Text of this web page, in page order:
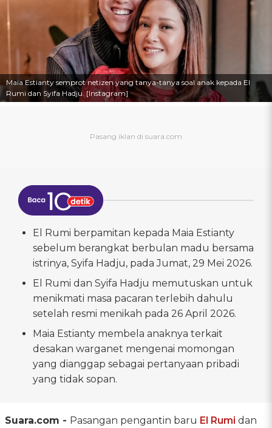
Maia Estianty semprot netizen yang tanya-tanya soal anak kepada El
Rumi dan Syifa Hadju. [Instagram]
El Rumi berpamitan kepada Maia Estianty
sebelum berangkat berbulan madu bersama
istrinya, Syifa Hadju, pada Jumat, 29 Mei 2026.
El Rumi dan Syifa Hadju memutuskan untuk
menikmati masa pacaran terlebih dahulu
setelah resmi menikah pada 26 April 2026.
Maia Estianty membela anaknya terkait
desakan warganet mengenai momongan
yang dianggap sebagai pertanyaan pribadi
yang tidak sopan.
Suara.com - Pasangan pengantin baru El Rumi dan